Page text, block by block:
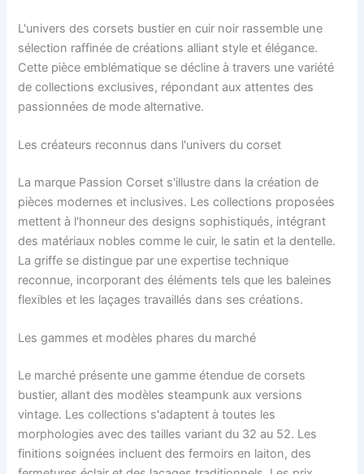
L'univers des corsets bustier en cuir noir rassemble une
sélection raffinée de créations alliant style et élégance.
Cette pièce emblématique se décline à travers une variété
de collections exclusives, répondant aux attentes des
passionnées de mode alternative.
Les créateurs reconnus dans l'univers du corset
La marque Passion Corset s'illustre dans la création de
pièces modernes et inclusives. Les collections proposées
mettent à l'honneur des designs sophistiqués, intégrant
des matériaux nobles comme le cuir, le satin et la dentelle.
La griffe se distingue par une expertise technique
reconnue, incorporant des éléments tels que les baleines
flexibles et les laçages travaillés dans ses créations.
Les gammes et modèles phares du marché
Le marché présente une gamme étendue de corsets
bustier, allant des modèles steampunk aux versions
vintage. Les collections s'adaptent à toutes les
morphologies avec des tailles variant du 32 au 52. Les
finitions soignées incluent des fermoirs en laiton, des